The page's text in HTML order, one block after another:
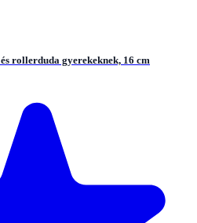
rollerduda gyerekeknek, 16 cm